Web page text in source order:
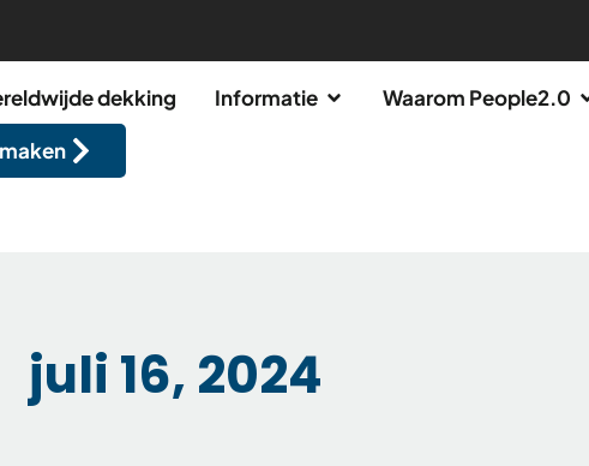
dekking Informatie
Waarom People2.0
juli 16, 2024